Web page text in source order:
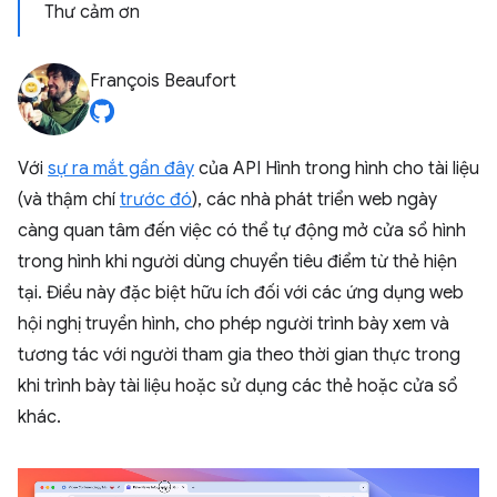
Thư cảm ơn
François Beaufort
Với sự ra mắt gần đây của API Hình trong hình cho tài liệu
(và thậm chí trước đó), các nhà phát triển web ngày
càng quan tâm đến việc có thể tự động mở cửa sổ hình
trong hình khi người dùng chuyển tiêu điểm từ thẻ hiện
tại. Điều này đặc biệt hữu ích đối với các ứng dụng web
hội nghị truyền hình, cho phép người trình bày xem và
tương tác với người tham gia theo thời gian thực trong
khi trình bày tài liệu hoặc sử dụng các thẻ hoặc cửa sổ
khác.